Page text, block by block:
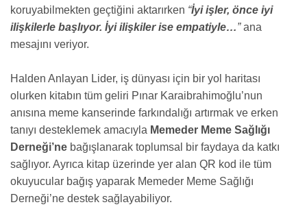
koruyabilmekten geçtiğini aktarırken “İyi işler, önce iyi
ilişkilerle başlıyor. İyi ilişkiler ise empatiyle…”ana
mesajını veriyor.
Halden Anlayan Lider, iş dünyası için bir yol haritası
olurken kitabın tüm geliri Pınar Karaibrahimoğlu’nun
anısına meme kanserinde farkındalığı artırmak ve erken
tanıyı desteklemek amacıyla Memeder Meme Sağlığı
Derneği’ne bağışlanarak toplumsal bir faydaya da katkı
sağlıyor. Ayrıca kitap üzerinde yer alan QR kod ile tüm
okuyucular bağış yaparak Memeder Meme Sağlığı
Derneği’ne destek sağlayabiliyor.